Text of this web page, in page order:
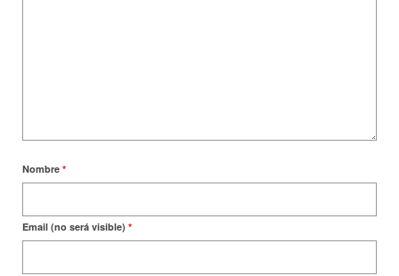
Nombre *
Email (no será visible) *